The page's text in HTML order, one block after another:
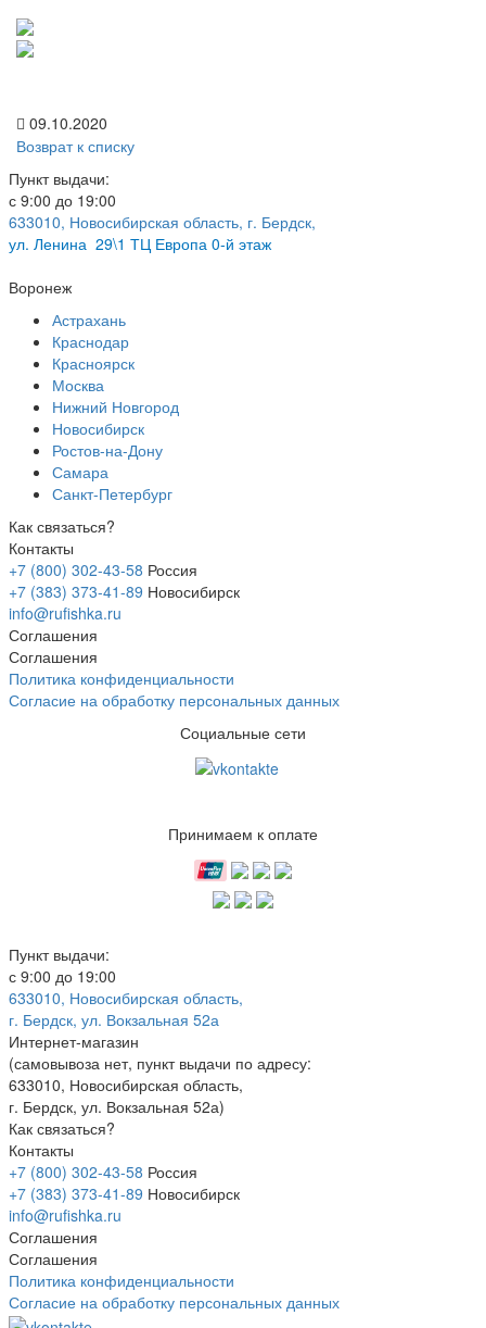
09.10.2020
Возврат к списку
Пункт выдачи:
с 9:00 до 19:00
633010, Новосибирская область, г. Бердск,
ул. Ленина 29\1 ТЦ Европа 0-й этаж
Воронеж
Астрахань
Краснодар
Красноярск
Москва
Нижний Новгород
Новосибирск
Ростов-на-Дону
Самара
Санкт-Петербург
Как связаться?
Контакты
+7 (800) 302-43-58 Россия
+7 (383) 373-41-89 Новосибирск
info@rufishka.ru
Соглашения
Соглашения
Политика конфиденциальности
Согласие на обработку персональных данных
Социальные сети
Принимаем к оплате
Пункт выдачи:
с 9:00 до 19:00
633010, Новосибирская область,
г. Бердск, ул. Вокзальная 52а
Интернет-магазин
(самовывоза нет, пункт выдачи по адресу:
633010, Новосибирская область,
г. Бердск, ул. Вокзальная 52а)
Как связаться?
Контакты
+7 (800) 302-43-58 Россия
+7 (383) 373-41-89 Новосибирск
info@rufishka.ru
Соглашения
Соглашения
Политика конфиденциальности
Согласие на обработку персональных данных